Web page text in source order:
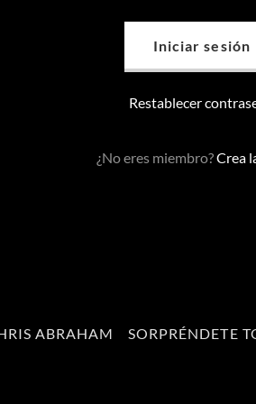
Iniciar sesión
Restablecer
¿No eres miembro?Crea
ABRAHAM SORPRÉNDETE